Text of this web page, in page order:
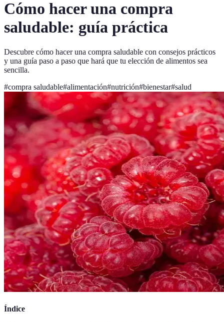
Cómo hacer una compra
saludable: guía práctica
Descubre cómo hacer una compra saludable con consejos prácticos
y una guía paso a paso que hará que tu elección de alimentos sea
sencilla.
#compra saludable#alimentación#nutrición#bienestar#salud
Índice